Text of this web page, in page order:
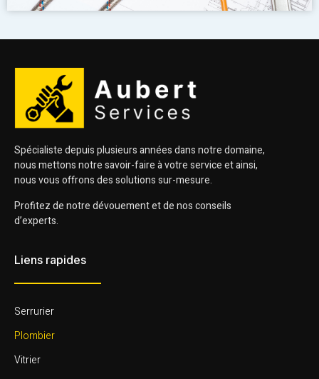
Spécialiste depuis plusieurs années dans notre domaine,
nous mettons notre savoir-faire à votre service et ainsi,
nous vous offrons des solutions sur-mesure.
Profitez de notre dévouement et de nos conseils
d’experts.
Liens rapides
Serrurier
Plombier
Vitrier